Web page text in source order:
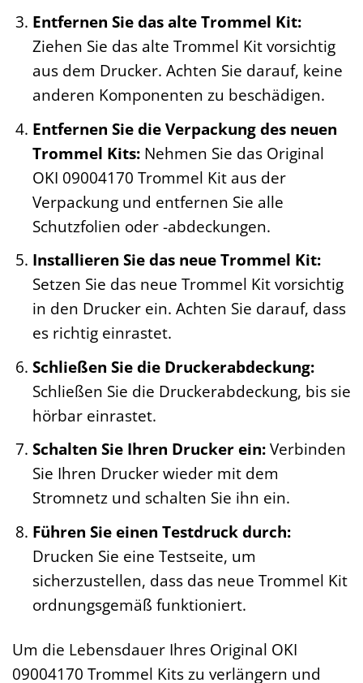
Entfernen Sie das alte Trommel Kit:
Ziehen Sie das alte Trommel Kit vorsichtig
aus dem Drucker. Achten Sie darauf, keine
anderen Komponenten zu beschädigen.
Entfernen Sie die Verpackung des neuen
Trommel Kits:Nehmen Sie das Original
OKI 09004170 Trommel Kit aus der
Verpackung und entfernen Sie alle
Schutzfolien oder -abdeckungen.
Installieren Sie das neue Trommel Kit:
Setzen Sie das neue Trommel Kit vorsichtig
in den Drucker ein. Achten Sie darauf, dass
es richtig einrastet.
Schließen Sie die Druckerabdeckung:
Schließen Sie die Druckerabdeckung, bis sie
hörbar einrastet.
Schalten Sie Ihren Drucker ein:Verbinden
Sie Ihren Drucker wieder mit dem
Stromnetz und schalten Sie ihn ein.
Führen Sie einen Testdruck durch:
Drucken Sie eine Testseite, um
sicherzustellen, dass das neue Trommel Kit
ordnungsgemäß funktioniert.
Um die Lebensdauer Ihres Original OKI
09004170 Trommel Kits zu verlängern und